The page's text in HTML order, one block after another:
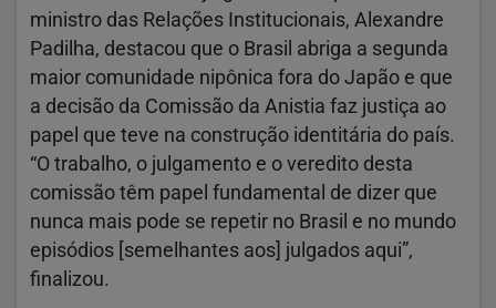
ministro das Relações Institucionais, Alexandre
Padilha, destacou que o Brasil abriga a segunda
maior comunidade nipônica fora do Japão e que
a decisão da Comissão da Anistia faz justiça ao
papel que teve na construção identitária do país.
“O trabalho, o julgamento e o veredito desta
comissão têm papel fundamental de dizer que
nunca mais pode se repetir no Brasil e no mundo
episódios [semelhantes aos] julgados aqui”,
finalizou.